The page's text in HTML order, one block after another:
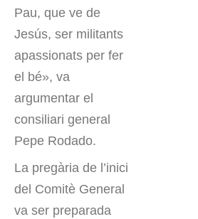
Pau, que ve de
Jesús, ser militants
apassionats per fer
el bé», va
argumentar el
consiliari general
Pepe Rodado.
La pregària de l’inici
del Comitè General
va ser preparada